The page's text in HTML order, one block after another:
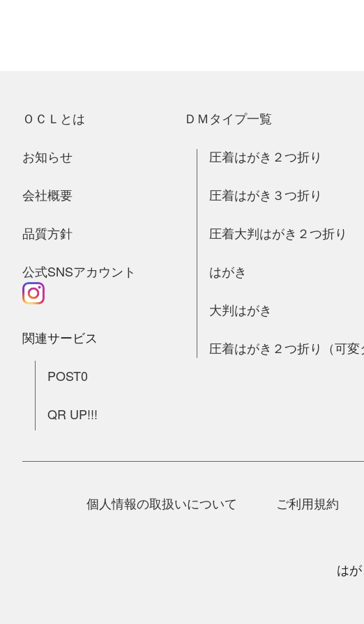
ＯＣＬとは
お知らせ
会社概要
品質方針
公式SNSアカウント
関連サービス
POST0
QR UP!!!
ＤＭタイプ一覧
圧着はがき２つ折り
圧着はがき３つ折り
圧着大判はがき２つ折り
はがき
大判はがき
圧着はがき２つ折り（可変
個人情報の取扱いについて ご利用規約
は